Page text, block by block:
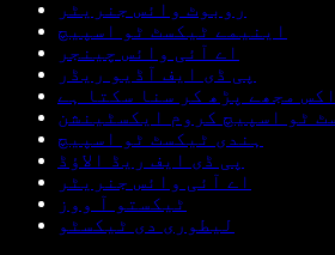
روبوٹ وائس جنریٹر
اینیمے ٹیکسٹ ٹو اسپیچ
اے آئی وائس چینجر
پی ڈی ایف آڈیو ریڈر
مجھے پڑھ کر سنا سکتا ہے
ٹو اسپیچ کروم ایکسٹینشن
ہندی ٹیکسٹ ٹو اسپیچ
پی ڈی ایف ریڈ الاؤڈ
اے آئی وائس جنریٹر
ٹیکستو آ ووز
لیطوری دی ٹیکسٹو